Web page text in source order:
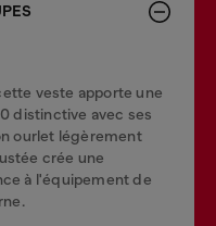
veste apporte une
distinctive avec ses
ourlet légèrement
crée une
à l'équipement de